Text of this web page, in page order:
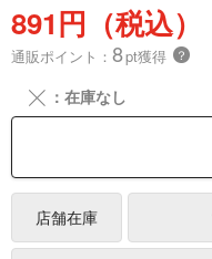
891円（税込）
通販ポイント： 8pt獲得 ？
╳ ：在庫なし
店舗在庫